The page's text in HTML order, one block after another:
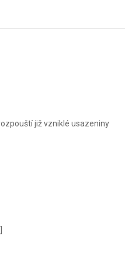
již vzniklé usazeniny